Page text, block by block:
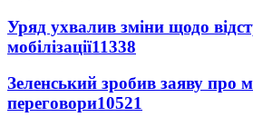
Уряд ухвалив зміни щодо
мобілізації11338
Зеленський зробив заяву про
переговори10521